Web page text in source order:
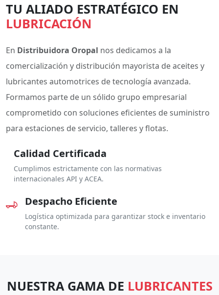
TU ALIADO ESTRATÉGICO EN
LUBRICACIÓN
En Distribuidora Oropal nos dedicamos a la
comercialización y distribución mayorista de aceites y
lubricantes automotrices de tecnología avanzada.
Formamos parte de un sólido grupo empresarial
comprometido con soluciones eficientes de suministro
para estaciones de servicio, talleres y flotas.
Calidad Certificada
Cumplimos estrictamente con las normativas
internacionales API y ACEA.
Despacho Eficiente
Logística optimizada para garantizar stock e inventario
constante.
NUESTRA GAMA DE LUBRICANTES